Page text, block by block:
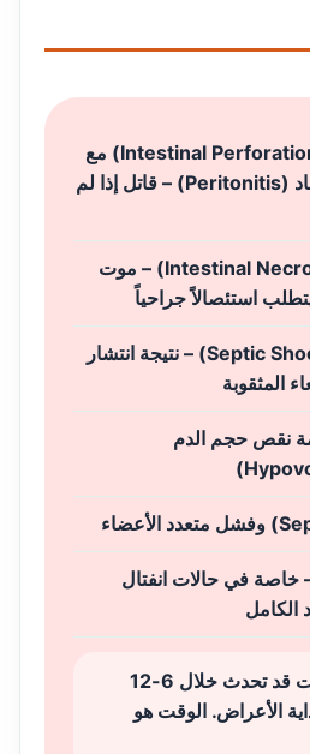
انثقاب الأمعاء (Intestinal Perforation) مع
التهاب صفاقي حاد (Peritonitis) – قاتل إذا لم
نخر الأمعاء (Intestinal Necrosis) – موت
استئصالاً جراحياً
صدمة إنتانية (Septic Shock) – نتيجة انتشار
المثقوبة
نقص حجم الدم
خاصة في حالات انفتال
الكامل
⚠️ هذه المضاعفات قد تحدث خلال 6-12
الأعراض. الوقت هو